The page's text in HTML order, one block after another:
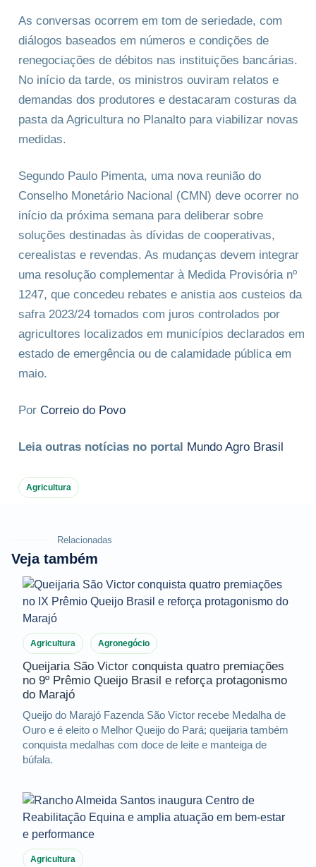
As conversas ocorrem em tom de seriedade, com
diálogos baseados em números e condições de
renegociações de débitos nas instituições bancárias.
No início da tarde, os ministros ouviram relatos e
demandas dos produtores e destacaram costuras da
pasta da Agricultura no Planalto para viabilizar novas
medidas.
Segundo Paulo Pimenta, uma nova reunião do
Conselho Monetário Nacional (CMN) deve ocorrer no
início da próxima semana para deliberar sobre
soluções destinadas às dívidas de cooperativas,
cerealistas e revendas. As mudanças devem integrar
uma resolução complementar à Medida Provisória nº
1247, que concedeu rebates e anistia aos custeios da
safra 2023/24 tomados com juros controlados por
agricultores localizados em municípios declarados em
estado de emergência ou de calamidade pública em
maio.
Por Correio do Povo
Leia outras notícias no portal Mundo Agro Brasil
Agricultura
Relacionadas
Veja também
Agricultura Agronegócio
Queijaria São Victor conquista quatro premiações
no 9º Prêmio Queijo Brasil e reforça protagonismo
do Marajó
Queijo do Marajó Fazenda São Victor recebe Medalha de
Ouro e é eleito o Melhor Queijo do Pará; queijaria também
conquista medalhas com doce de leite e manteiga de
búfala.
Agricultura